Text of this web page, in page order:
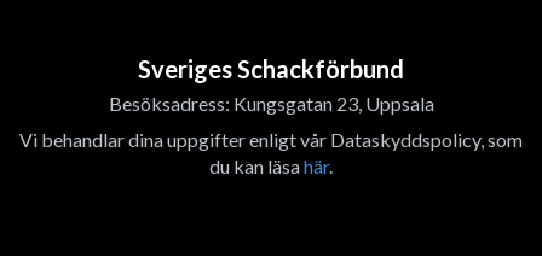
Sveriges Schackförbund
Besöksadress: Kungsgatan 23, Uppsala
Vi behandlar dina uppgifter enligt vår Dataskyddspolicy, som
du kan läsahär.